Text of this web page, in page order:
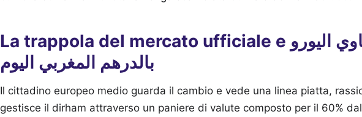
La trappola del mercato ufficiale e كم يساوي اليورو
بالدرهم المغربي اليوم
Il cittadino europeo medio guarda il cambio e vede una linea piatta,
gestisce il dirham attraverso un paniere di valute composto per il 60%